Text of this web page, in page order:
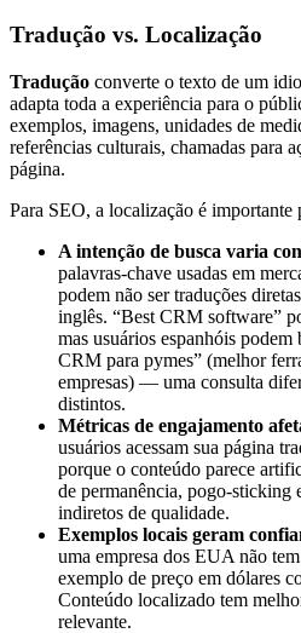
Tradução vs. Localização
Tradução converte o texto de um
adapta toda a experiência para o
exemplos, imagens, unidades de
referências culturais, chamadas para
página.
Para SEO, a localização é importante
A intenção de busca varia
palavras-chave usadas em
podem não ser traduções
inglês. “Best CRM software”
mas usuários espanhóis
CRM para pymes” (melhor
empresas) — uma consulta
distintos.
Métricas de engajamento
usuários acessam sua página
porque o conteúdo parece
de permanência, pogo-sticking
indiretos de qualidade.
Exemplos locais geram
uma empresa dos EUA não
exemplo de preço em dólares
Conteúdo localizado tem
relevante.